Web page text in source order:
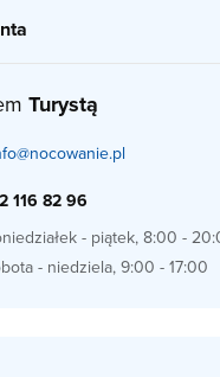
Turystą
116 82 96
- piątek, 8:00 -
- niedziela, 9:00 - 17:00